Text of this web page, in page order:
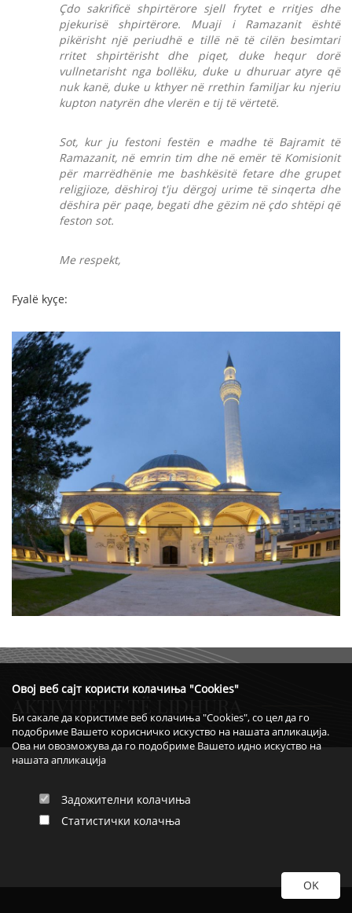
Овој веб сајт користи колачиња "Cookies"
Би сакале да користиме веб колачиња "Cookies", со цел да го
подобриме Вашето корисничко искуство на нашата апликација.
Ова ни овозможува да го подобриме Вашето идно искуство на
нашата апликација
Задожителни колачиња
Статистички колачња
Çdo sakrificë shpirtërore sjell frytet e rritjes dhe
pjekurisë shpirtërore. Muaji i Ramazanit është
pikërisht një periudhë e tillë në të cilën besimtari
rritet shpirtërisht dhe piqet, duke hequr dorë
vullnetarisht nga bollëku, duke u dhuruar atyre që
nuk kanë, duke u kthyer në rrethin familjar ku njeriu
kupton natyrën dhe vlerën e tij të vërtetë.
Sot, kur ju festoni festën e madhe të Bajramit të
Ramazanit, në emrin tim dhe në emër të Komisionit
për marrëdhënie me bashkësitë fetare dhe grupet
religjioze, dëshiroj t'ju dërgoj urime të sinqerta dhe
dëshira për paqe, begati dhe gëzim në çdo shtëpi që
feston sot.
Me respekt,
Fyalë kyçe: